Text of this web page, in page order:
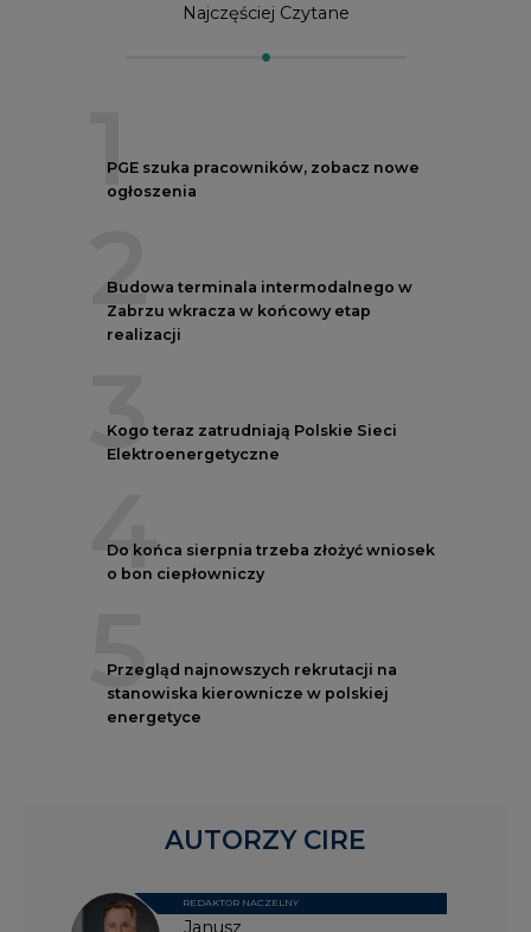
Najczęściej Czytane
1
PGE szuka pracowników, zobacz nowe
ogłoszenia
2
Budowa terminala intermodalnego w
Zabrzu wkracza w końcowy etap
realizacji
3
Kogo teraz zatrudniają Polskie Sieci
Elektroenergetyczne
4
Do końca sierpnia trzeba złożyć wniosek
o bon ciepłowniczy
5
Przegląd najnowszych rekrutacji na
stanowiska kierownicze w polskiej
energetyce
Janusz
REDAKTOR NACZELNY
AUTORZY CIRE